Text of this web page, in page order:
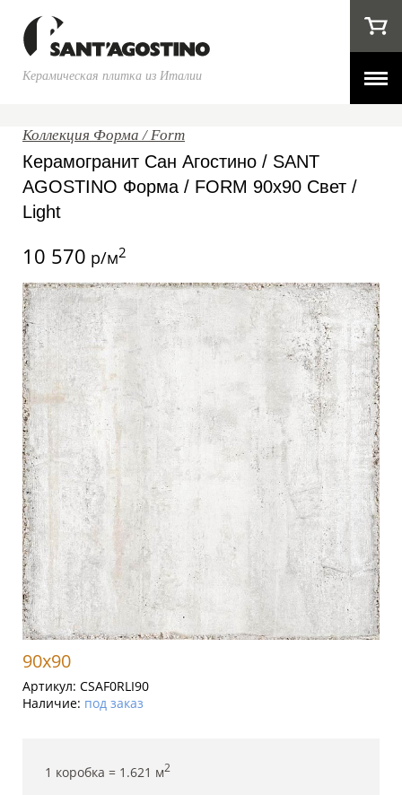
Керамическая плитка из Италии
Коллекция Форма / Form
Керамогранит Сан Агостино / SANT
AGOSTINO Форма / FORM 90x90 Свет /
Light
10 570 р/м2
90x90
Артикул: CSAF0RLI90
Наличие: под заказ
1 коробка = 1.621 м2